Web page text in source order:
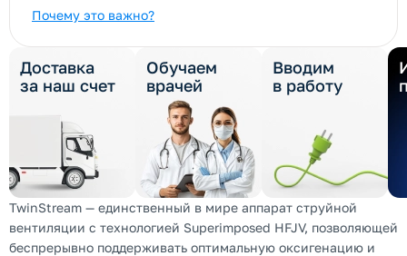
Почему это важно?
Доставка
за наш счет
Обучаем
врачей
Вводим
в работу
TwinStream — единственный в мире аппарат струйной
вентиляции с технологией Superimposed HFJV, позволяющей
беспрерывно поддерживать оптимальную оксигенацию и